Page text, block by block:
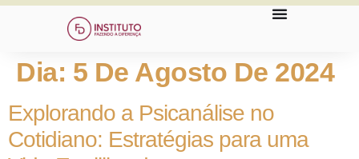
Dia: 5 De Agosto De 2024
Explorando a Psicanálise no
Cotidiano: Estratégias para uma